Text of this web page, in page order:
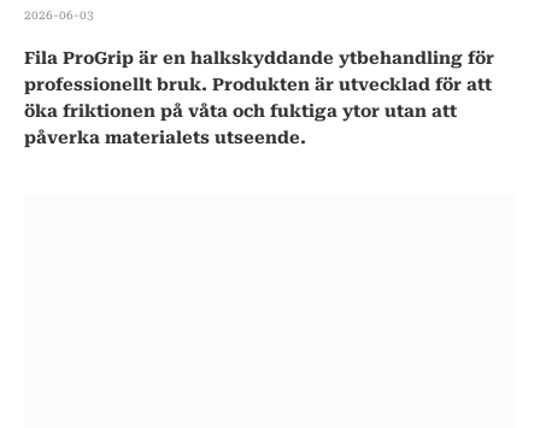
2026-06-03
Fila ProGrip är en halkskyddande ytbehandling för
professionellt bruk. Produkten är utvecklad för att
öka friktionen på våta och fuktiga ytor utan att
påverka materialets utseende.